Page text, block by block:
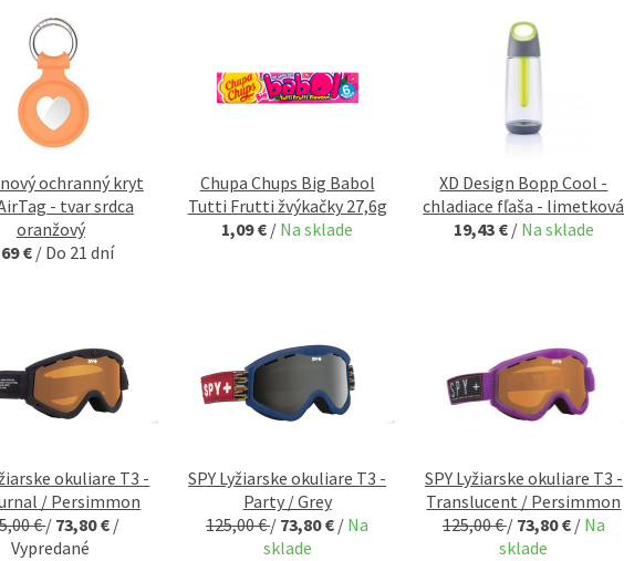
ochranný kryt
- tvar srdca
oranžový
€ / Do 21 dní
Chupa Chups Big Babol
Tutti Frutti žvýkačky 27,6g
1,09 € / Na sklade
XD Design Bopp Cool -
chladiace fľaša - limetková
19,43 € / Na sklade
okuliare T3 -
/ Persimmon
€/ 73,80 € /
Vypredané
SPY Lyžiarske okuliare T3 -
Party / Grey
125,00 €/ 73,80 € / Na
sklade
SPY Lyžiarske okuliare T3 -
Translucent / Persimmon
125,00 €/ 73,80 € / Na
sklade